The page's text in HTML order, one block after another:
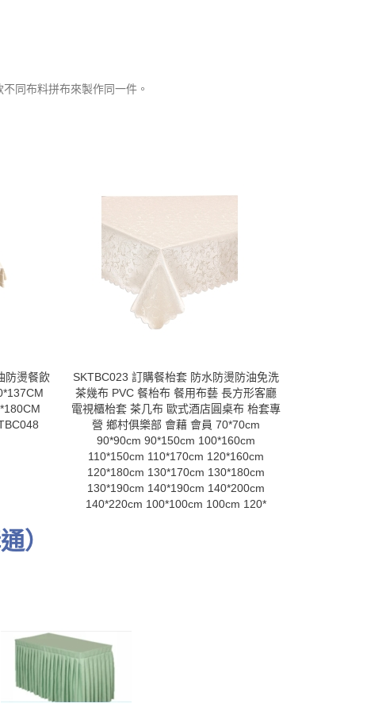
同布料拼布來製作同一件。
防燙餐飲
SKTBC023 訂購餐枱套 防水防燙防油免洗
茶幾布 PVC 餐枱布 餐用布藝 長方形客廳
電視櫃枱套 茶几布 歐式酒店圓桌布 枱套專
營 鄉村俱樂部 會藉 會員 70*70cm
90*90cm 90*150cm 100*160cm
110*150cm 110*170cm 120*160cm
120*180cm 130*170cm 130*180cm
130*190cm 140*190cm 140*200cm
140*220cm 100*100cm 100cm 120*
）